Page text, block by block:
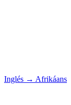
Inglés → Afrikáans